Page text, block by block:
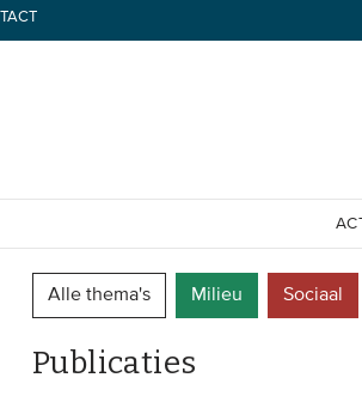
Alle thema's Milieu Sociaal
Publicaties